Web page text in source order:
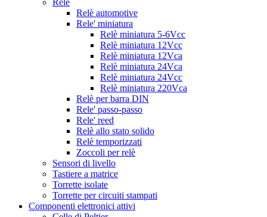
Relè
Relè automotive
Rele' miniatura
Relè miniatura 5-6Vcc
Relè miniatura 12Vcc
Relè miniatura 12Vca
Relè miniatura 24Vca
Relè miniatura 24Vcc
Relè miniatura 220Vca
Relè per barra DIN
Rele' passo-passo
Rele' reed
Relè allo stato solido
Relè temporizzati
Zoccoli per relè
Sensori di livello
Tastiere a matrice
Torrette isolate
Torrette per circuiti stampati
Componenti elettronici attivi